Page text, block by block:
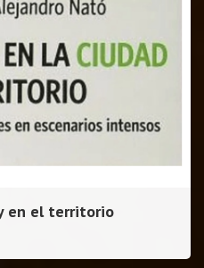
en el territorio